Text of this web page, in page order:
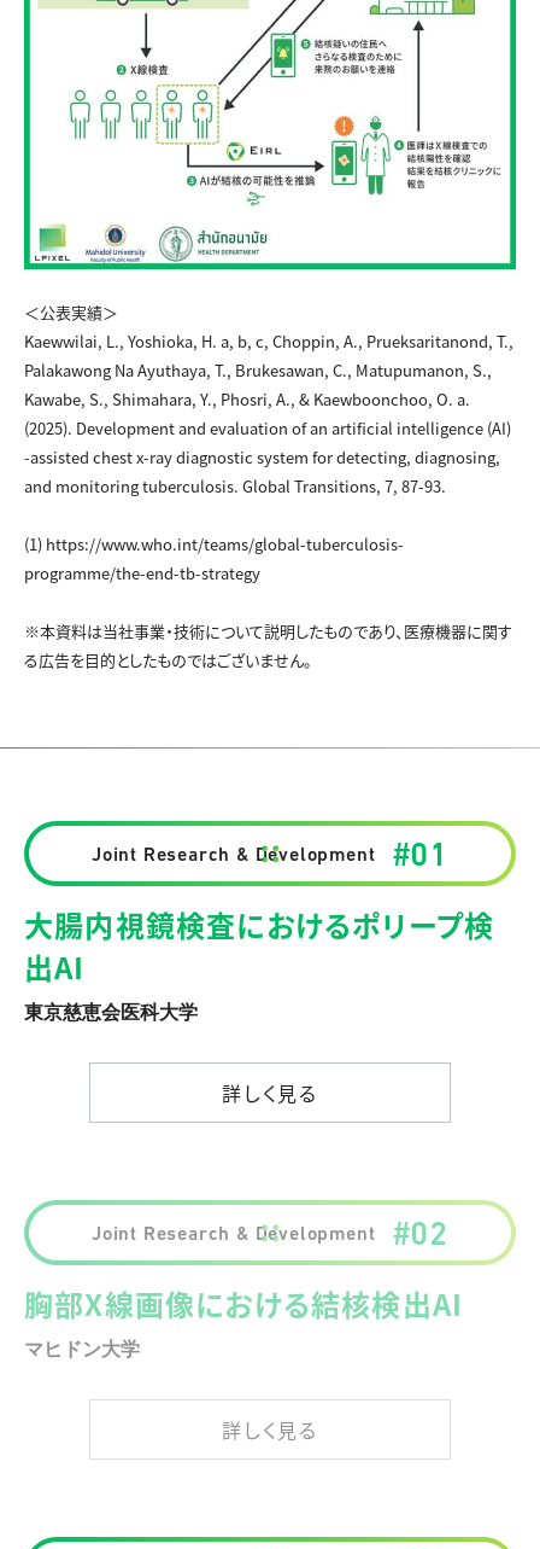
＜公表実績＞
Kaewwilai, L., Yoshioka, H. a, b, c, Choppin, A., Prueksaritanond, T.,
Palakawong Na Ayuthaya, T., Brukesawan, C., Matupumanon, S.,
Kawabe, S., Shimahara, Y., Phosri, A., & Kaewboonchoo, O. a.
(2025). Development and evaluation of an artificial intelligence (AI)
-assisted chest x-ray diagnostic system for detecting, diagnosing,
and monitoring tuberculosis. Global Transitions, 7, 87-93.
(1) https://www.who.int/teams/global-tuberculosis-
programme/the-end-tb-strategy
※本資料は当社事業・技術について説明したものであり、医療機器に関す
る広告を目的としたものではございません。
Joint Research & Development #01
大腸内視鏡検査におけるポリープ検
出AI
東京慈恵会医科大学
詳しく見る
Joint Research & Development #02
胸部X線画像における結核検出AI
マヒドン大学
詳しく見る